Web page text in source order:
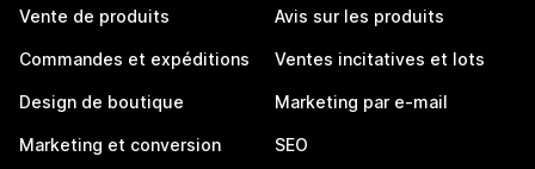
Vente de produits
Commandes et expéditions
Design de boutique
Marketing et conversion
Avis sur les produits
Ventes incitatives et lots
Marketing par e-mail
SEO